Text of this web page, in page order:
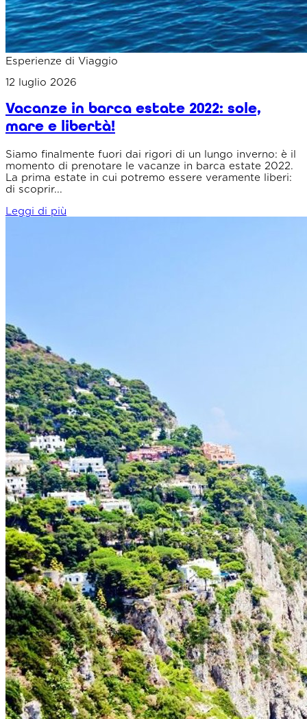
Esperienze di Viaggio
12 luglio 2026
Vacanze in barca estate 2022: sole,
mare e libertà!
Siamo finalmente fuori dai rigori di un lungo inverno: è il
momento di prenotare le vacanze in barca estate 2022.
La prima estate in cui potremo essere veramente liberi:
di scoprir...
Leggi di più